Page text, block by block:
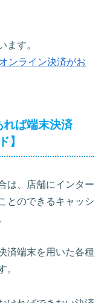
ます。
ンライン決済がお
れば端末決済
】
は、店舗にインター
とのできるキャッシ
済端末を用いた各種
。